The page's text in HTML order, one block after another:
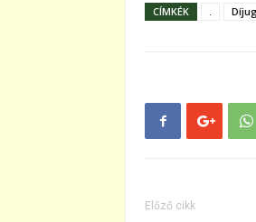
CÍMKÉK .
Előző cikk